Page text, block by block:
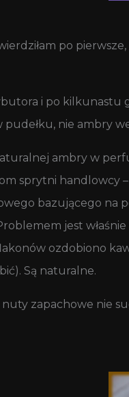
po
i po
nie ambry
ambry w
sprytni handlowcy
bazującego na
jest właśnie
ozdobiono
Są naturalne.
zapachowe nie